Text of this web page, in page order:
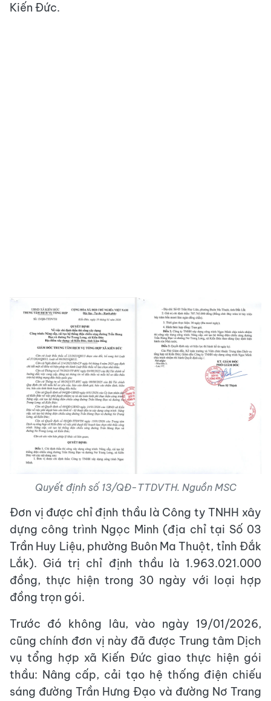
Kiến Đức.
Quyết định số 13/QĐ-TTDVTH. Nguồn MSC
Đơn vị được chỉ định thầu là Công ty TNHH xây
dựng công trình Ngọc Minh (địa chỉ tại Số 03
Trần Huy Liệu, phường Buôn Ma Thuột, tỉnh Đắk
Lắk). Giá trị chỉ định thầu là 1.963.021.000
đồng, thực hiện trong 30 ngày với loại hợp
đồng trọn gói.
Trước đó không lâu, vào ngày 19/01/2026,
cũng chính đơn vị này đã được Trung tâm Dịch
vụ tổng hợp xã Kiến Đức giao thực hiện gói
thầu: Nâng cấp, cải tạo hệ thống điện chiếu
sáng đường Trần Hưng Đạo và đường Nơ Trang